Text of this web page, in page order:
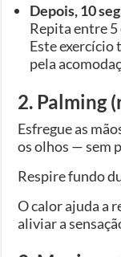
Depois, 10
Repita entre 5
Este exercício
pela
2. Palming
Esfregue as
os olhos — sem
Respire fundo
O calor ajuda a
aliviar a